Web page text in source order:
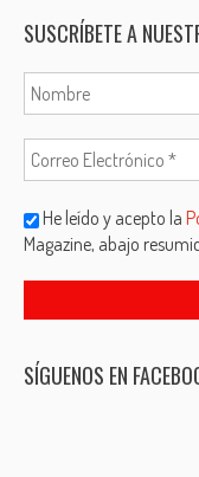
SUSCRÍBETE A
He leído y acepto la
Magazine, abajo
SÍGUENOS EN